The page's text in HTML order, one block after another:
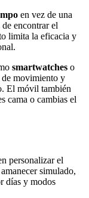
en vez de una
encontrar el
limita la eficacia y
smartwatches o
de movimiento y
El móvil también
cama o cambias el
personalizar el
simulado,
días y modos